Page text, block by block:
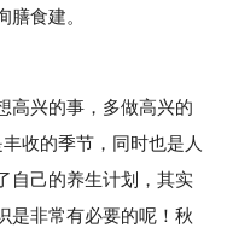
食建。
兴的事，多做高兴的
收的季节，同时也是人
自己的养生计划，其实
是非常有必要的呢！秋